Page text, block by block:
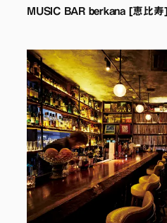
MUSIC BAR berkana [恵比寿]